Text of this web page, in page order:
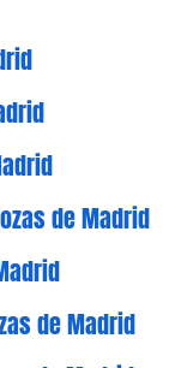
de Madrid
de Madrid